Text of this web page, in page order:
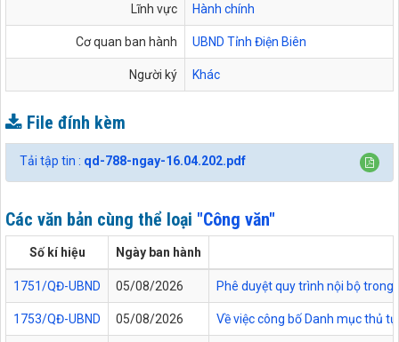
Lĩnh vực Hành chính
Cơ quan ban hành UBND Tỉnh Điện Biên
Người ký Khác
File đính kèm
Tải tập tin : qd-788-ngay-16.04.202.pdf
Các văn bản cùng thể loại "Công văn"
Số kí hiệu Ngày ban hành
1751/QĐ-UBND 05/08/2026 Phê duyệt quy trình nội bộ
1753/QĐ-UBND 05/08/2026 Về việc công bố Danh mục thủ